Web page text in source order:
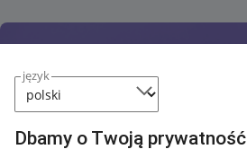
język
Dbamy o Twoją prywatność